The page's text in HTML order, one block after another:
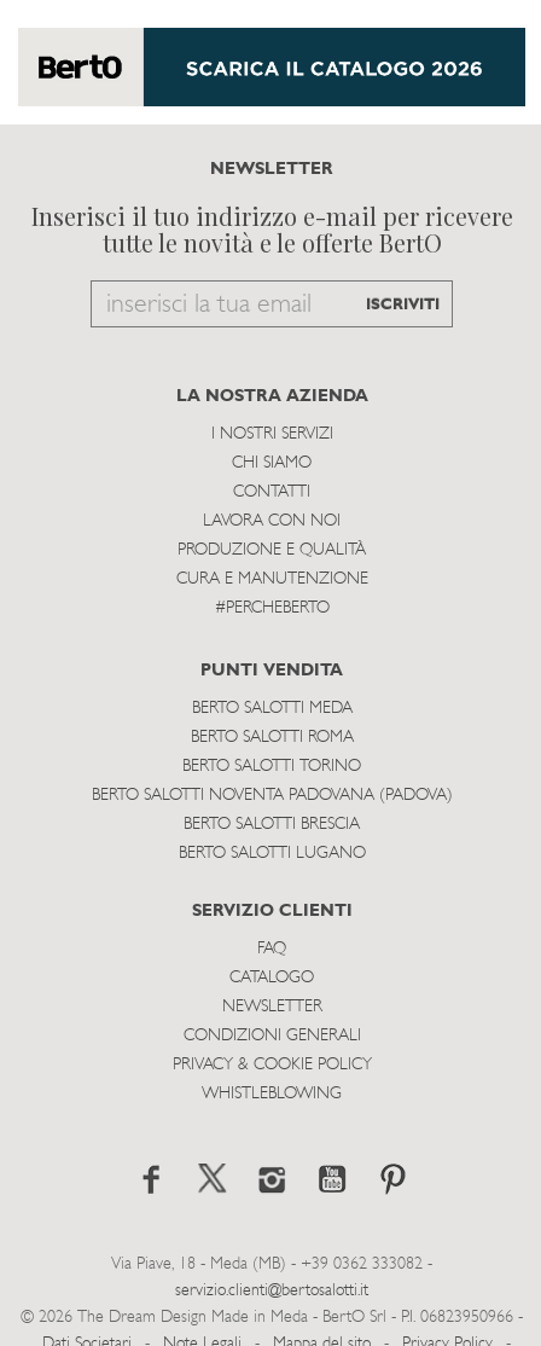
NEWSLETTER
Inserisci il tuo indirizzo e-mail per ricevere
tutte le novità e le offerte BertO
Email
subscribe
ISCRIVITI
LA NOSTRA AZIENDA
I NOSTRI SERVIZI
CHI SIAMO
CONTATTI
LAVORA CON NOI
PRODUZIONE E QUALITÀ
CURA E MANUTENZIONE
#PERCHEBERTO
PUNTI VENDITA
BERTO SALOTTI MEDA
BERTO SALOTTI ROMA
BERTO SALOTTI TORINO
BERTO SALOTTI NOVENTA PADOVANA (PADOVA)
BERTO SALOTTI BRESCIA
BERTO SALOTTI LUGANO
SERVIZIO CLIENTI
FAQ
CATALOGO
NEWSLETTER
CONDIZIONI GENERALI
PRIVACY & COOKIE POLICY
WHISTLEBLOWING
Via Piave, 18 - Meda (MB) - +39 0362 333082 -
servizio.clienti@bertosalotti.it
© 2026 The Dream Design Made in Meda - BertO Srl - P.I. 06823950966 -